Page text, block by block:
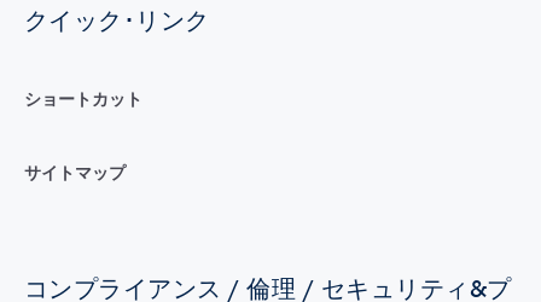
クイック･リンク
ショートカット
サイトマップ
コンプライアンス / 倫理 / セキュリティ&プ